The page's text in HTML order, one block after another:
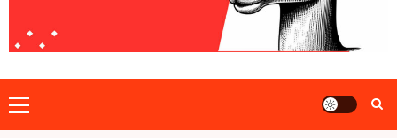
Primary
Menu